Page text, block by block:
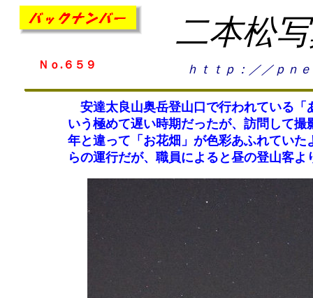
二本松
Ｎｏ.６５９ ｈｔｔｐ：／／ｐｎ
安達太良山奥岳登山口で行われている「
いう極めて遅い時期だったが、訪問して
年と違って「お花畑」が色彩あふれてい
らの運行だが、職員によると昼の登山客